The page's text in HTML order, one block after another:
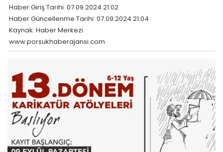
Haber Giriş Tarihi: 07.09.2024 21:02
Haber Güncellenme Tarihi: 07.09.2024 21:04
Kaynak: Haber Merkezi
www.porsukhaberajansi.com